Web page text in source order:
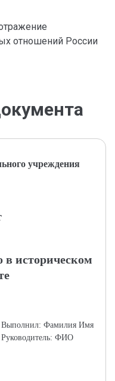
отношений России
учреждения
историческом
Выполнил: Фамилия Имя
Руководитель: ФИО